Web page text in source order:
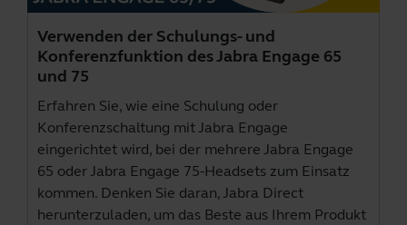
Verwenden der Schulungs- und
Konferenzfunktion des Jabra Engage 65
und 75
Erfahren Sie, wie eine Schulung oder
Konferenzschaltung mit Jabra Engage
eingerichtet wird, bei der mehrere Jabra Engage
65 oder Jabra Engage 75-Headsets zum Einsatz
kommen. Denken Sie daran,Jabra Direct
herunterzuladen, um das Beste aus Ihrem Produkt